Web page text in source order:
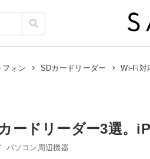
フォン SDカードリーダー Wi-Fi対
ードリーダー3選。
パソコン周辺機器